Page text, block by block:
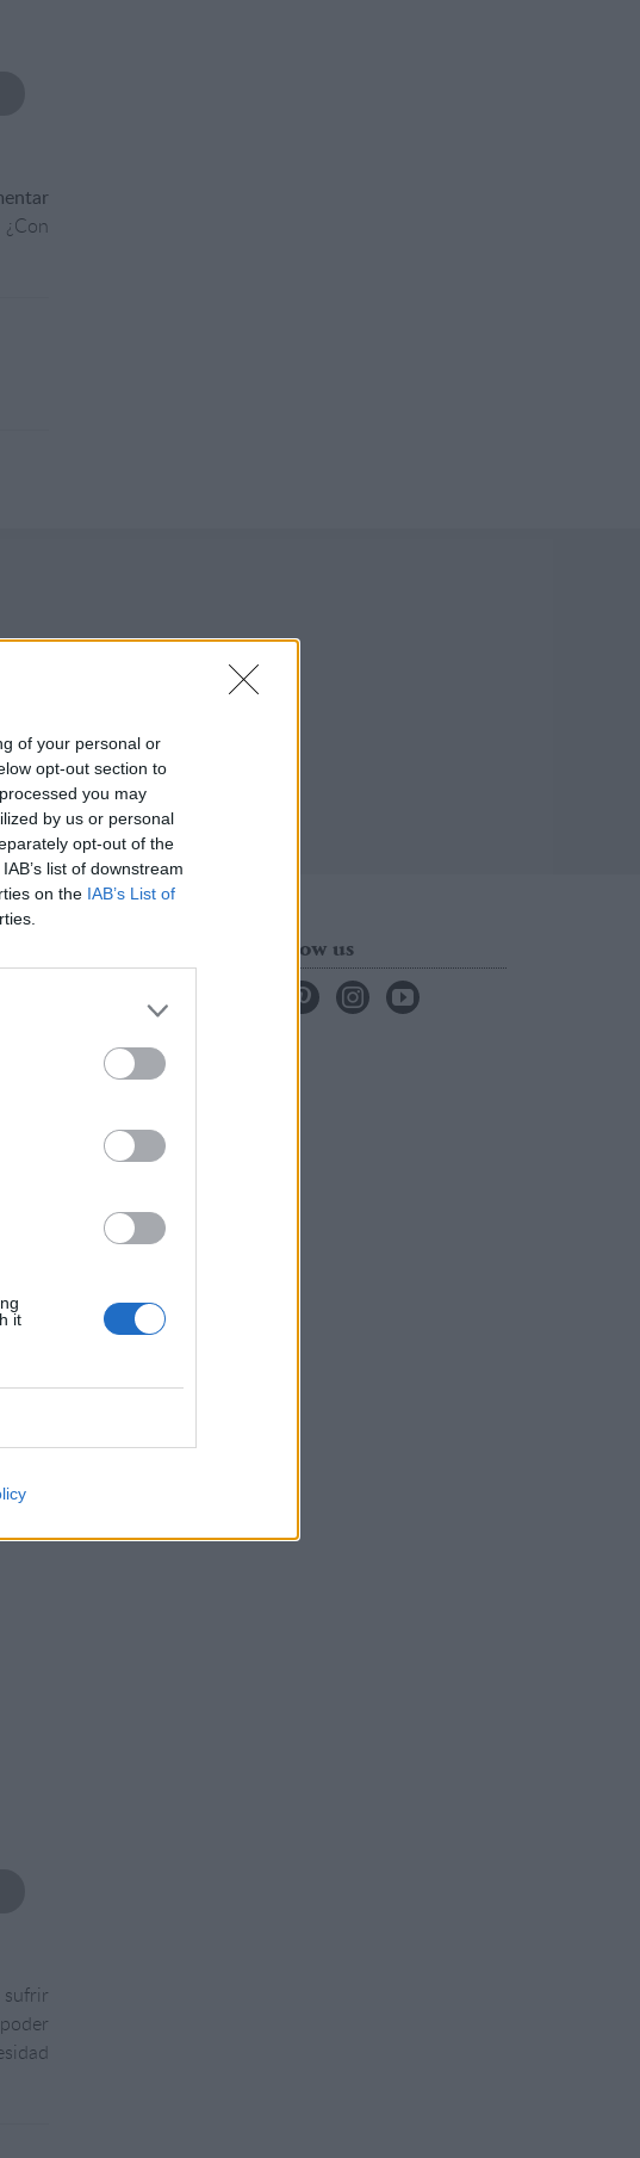
of your personal or
opt-out section to
you may
by us or personal
opt-out of the
list of downstream
on the IAB’s List of
it
¿Con
sufrir
Follow us